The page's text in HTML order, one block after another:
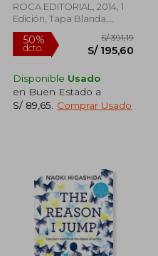
ROCA EDITORIAL, 2014, 1
Edición, Tapa Blanda,
Nuevo
Disponible Usado
en Buen Estado a
S/ 89,65
Comprar Usado